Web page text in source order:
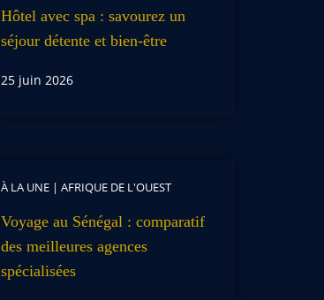
Hôtel avec spa : savourez un
séjour détente et bien-être
25 juin 2026
À LA UNE| AFRIQUE DE L'OUEST
Voyage au Sénégal : comparatif
des meilleures agences
spécialisées